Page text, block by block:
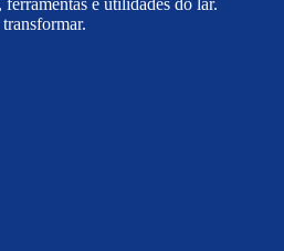
e utilidades do lar.